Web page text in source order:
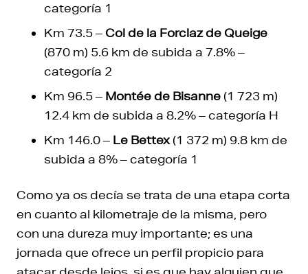
categoría 1
Km 73.5 – Col de la Forclaz de Queige
(870 m) 5.6 km de subida a 7.8% –
categoría 2
Km 96.5 – Montée de Bisanne (1 723 m)
12.4 km de subida a 8.2% – categoría H
Km 146.0 – Le Bettex(1 372 m) 9.8 km de
subida a 8% – categoría 1
Como ya os decía se trata de una etapa corta
en cuanto al kilometraje de la misma, pero
con una dureza muy importante; es una
jornada que ofrece un perfil propicio para